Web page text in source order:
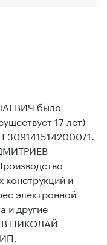
было
17 лет)
конструкций и
электронной
и другие
НИКОЛАЙ